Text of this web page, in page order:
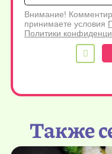
Внимание!
принимаете условия
Политики
Также